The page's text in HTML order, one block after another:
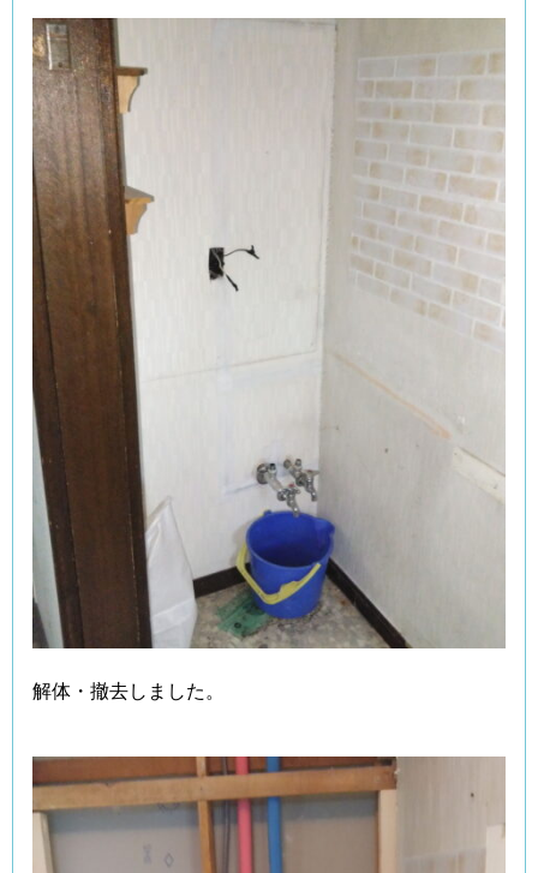
解体・撤去しました。